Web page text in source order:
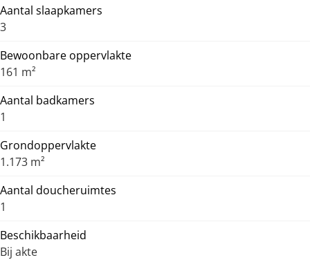
Aantal slaapkamers
3
Bewoonbare oppervlakte
161 m²
Aantal badkamers
1
Grondoppervlakte
1.173 m²
Aantal doucheruimtes
1
Beschikbaarheid
Bij akte